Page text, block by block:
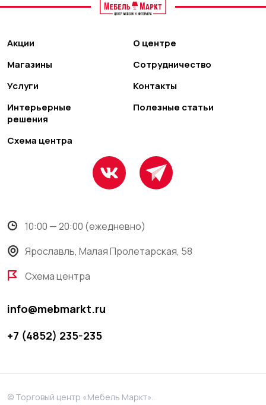
Акции
Магазины
Услуги
Интерьерные
решения
Схема центра
О центре
Сотрудничество
Контакты
Полезные статьи
10:00 — 20:00 (ежедневно)
Ярославль, Малая Пролетарская, 58
Схема центра
info@mebmarkt.ru
+7 (4852) 235-235
© Торговый центр «Мебель Маркт».